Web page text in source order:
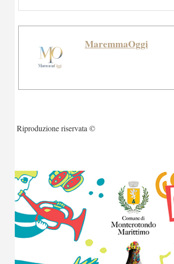
MaremmaOggi
Riproduzione riservata ©